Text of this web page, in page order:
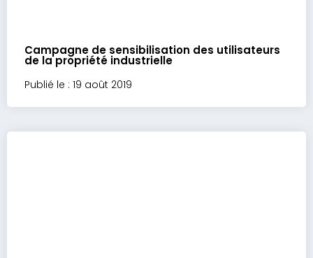
Campagne de sensibilisation des utilisateurs
de la propriété industrielle
Publié le : 19 août 2019